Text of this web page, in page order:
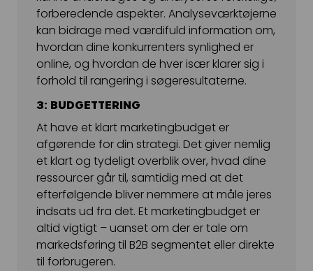
forberedende aspekter. Analyseværktøjerne
kan bidrage med værdifuld information om,
hvordan dine konkurrenters synlighed er
online, og hvordan de hver især klarer sig i
forhold til rangering i søgeresultaterne.
3: BUDGETTERING
At have et klart marketingbudget er
afgørende for din strategi. Det giver nemlig
et klart og tydeligt overblik over, hvad dine
ressourcer går til, samtidig med at det
efterfølgende bliver nemmere at måle jeres
indsats ud fra det. Et marketingbudget er
altid vigtigt – uanset om der er tale om
markedsføring til B2B segmentet eller direkte
til forbrugeren.